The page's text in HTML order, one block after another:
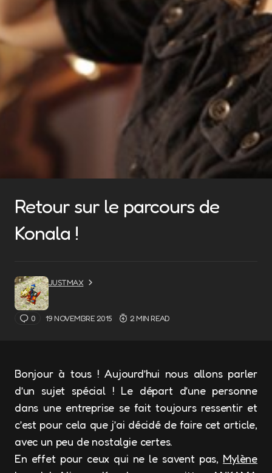
Retour sur le parcours de
Konala !
JUSTMAX
0 19 NOVEMBRE 2015 2 MIN READ
Bonjour à tous ! Aujourd’hui nous allons parler
d’un sujet spécial ! Le départ d’une personne
dans une entreprise se fait toujours ressentir et
c’est pour cela que j’ai décidé de faire cet article,
avec un peu de nostalgie certes.
En effet pour ceux qui ne le savent pas, Mylène